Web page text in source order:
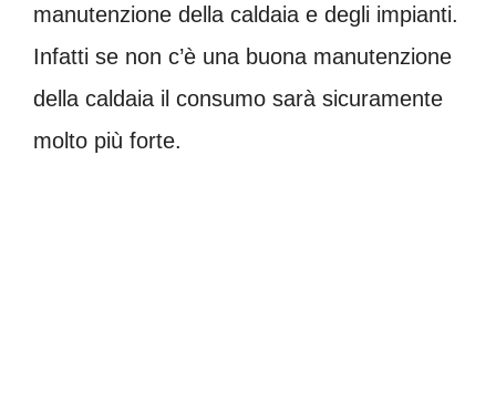
manutenzione della caldaia e degli impianti.
Infatti se non c’è una buona manutenzione
della caldaia il consumo sarà sicuramente
molto più forte.